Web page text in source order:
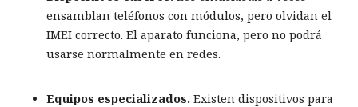
ensamblan teléfonos con módulos, pero olvidan el
IMEI correcto. El aparato funciona, pero no podrá
usarse normalmente en redes.
Equipos especializados. Existen dispositivos para